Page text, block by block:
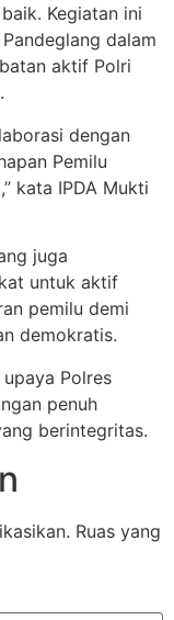
Kegiatan ini
dalam
aktif Polri
dengan
Pemilu
kata IPDA Mukti
juga
untuk aktif
pemilu demi
demokratis.
Polres
penuh
berintegritas.
Ruas yang